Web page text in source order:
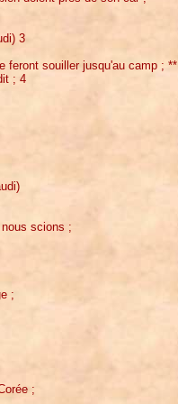
3
feront souiller jusqu'au camp ; **
; 4
scions ;
;
;